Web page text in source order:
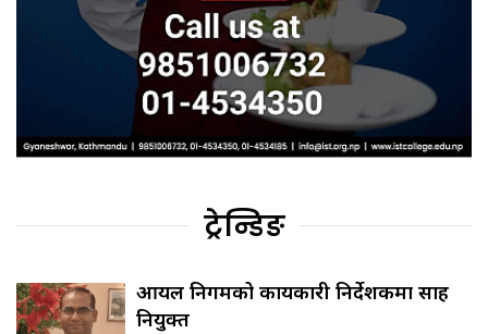
ट्रेन्डिङ
आयल निगमको कार्यकारी निर्देशकमा साह
नियुक्त